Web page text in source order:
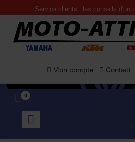
Service clients : les conseils d'un
Mon compte Contact
0